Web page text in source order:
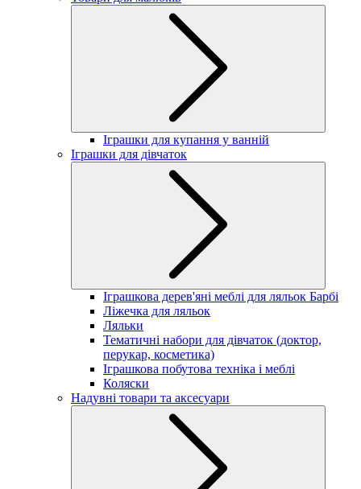
Іграшки для купання у ванній
Іграшки для дівчаток
Іграшкова дерев'яні меблі для ляльок Барбі
Ліжечка для ляльок
Ляльки
Тематичні набори для дівчаток (доктор,
перукар, косметика)
Іграшкова побутова техніка і меблі
Коляски
Надувні товари та аксесуари